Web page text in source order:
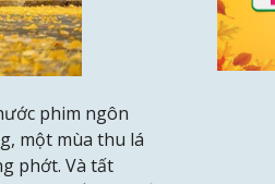
phim ngôn
một mùa thu lá
phớt. Và tất